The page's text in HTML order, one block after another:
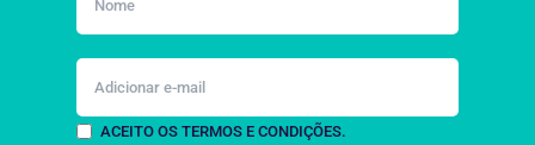
ACEITO OS TERMOS E CONDIÇÕES.